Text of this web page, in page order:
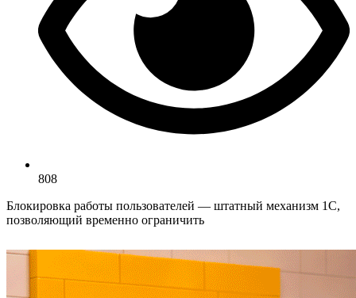
808
Блокировка работы пользователей — штатный механизм 1С,
позволяющий временно ограничить